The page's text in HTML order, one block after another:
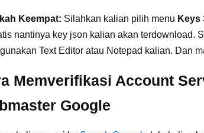
Keempat: Silahkan kalian pilih menu Keys
nantinya key json kalian akan terdownload.
Text Editor atau Notepad kalian. Dan
Memverifikasi Account
Google